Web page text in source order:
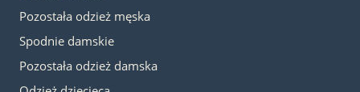
Pozostała odzież męska
Spodnie damskie
Pozostała odzież damska